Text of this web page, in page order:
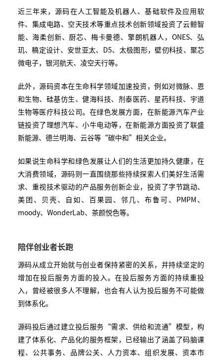
近三年来，源码在人工智能及机器人、基础软件及应用软
件、集成电路、空天技术等重点技术创新领域投资了云鲸智
能、海柔创新、厨芯、梅卡曼德、擎朗机器人，ONES、弘
玑、稿定设计、安世亚太、D5、太极图形，壁仞科技、聚芯
微电子，银河航天、凌空天行等。
此外，源码资本在生命科学领域加速投资，例如对微脉、恩
和生物、硅基仿生、健海科技、剂泰医药、星药科技、宇道
生物等医疗科技公司。在绿色发展方面，在新能源汽车产业
链投资了理想汽车、小牛电动等，在新能源方面投资了联盛
新能源、德兰明海、云谷等“碳中和”相关企业。
如果说生命科学和绿色发展让人们的生活更加持久健康，在
大消费领域，源码则一直围绕那些持续探索人们美好生活需
求、重视技术驱动的产品服务创新企业，投资了字节跳动、
美团、贝壳、自如、百果园、邻几、布鲁可、PMPM、
moody、WonderLab、茶颜悦色等。
陪伴创业者长跑
源码从成立开始就与创业者保持紧密的关系，并持续坚定的
增加在投后服务方面的投入。在投后服务方面的持续重投
入，曾经被很多人不理解，也会有人认为投后服务不可能做
到体系化。
源码投后通过建立投后服务“需求、供给和流通”模型，构
建了体系化、产品化的服务框架，已经输出了涵盖了码脑课
程、公共事务、品牌公关、人力资本、组织发展、资本市